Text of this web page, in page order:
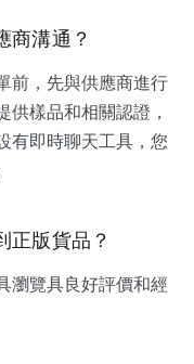
商溝通？
前，先與供應商進行
供樣品和相關認證，
有即時聊天工具，您
正版貨品？
瀏覽具良好評價和經